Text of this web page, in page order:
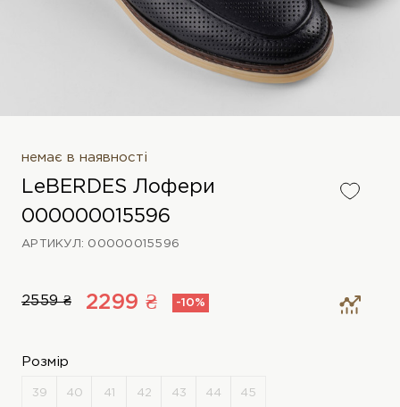
немає в наявності
LeBERDES Лофери
000000015596
АРТИКУЛ: 00000015596
2559 ₴ 2299 ₴ -10%
Розмір